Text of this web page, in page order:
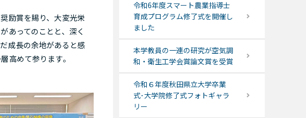
励賞を賜り、大変光栄
あってのことと、深く
成長の余地があると感
高めて参ります。
令和6年度スマート農業指導士
育成プログラム修了式を開催し
ました
本学教員の一連の研究が空気調
和・衛生工学会賞論文賞を受賞
令和６年度秋田県立大学卒業
式･大学院修了式フォトギャラ
リー